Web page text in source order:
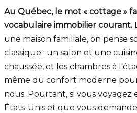
Au Québec, le mot « cottage »
vocabulaire immobilier courant.
une maison familiale, on pense
classique : un salon et une
chaussée, et les chambres à
même du confort moderne
nous. Pourtant, si vous
États-Unis et que vous